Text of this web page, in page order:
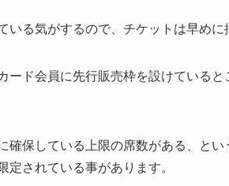
る気がするので、チケットは早めに
ド会員に先行販売枠を設けていると
確保している上限の席数がある、と
されている事があります。